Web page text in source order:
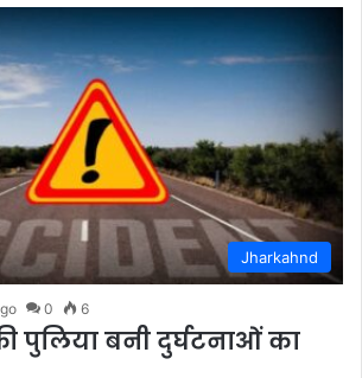
Jharkahnd
0 6
पुलिया बनी दुर्घटनाओं का